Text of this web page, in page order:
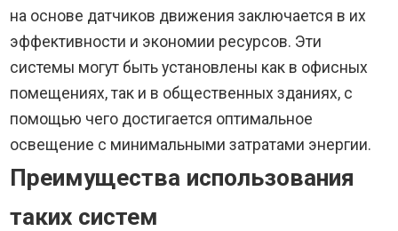
на основе датчиков движения заключается в их
эффективности и экономии ресурсов. Эти
системы могут быть установлены как в офисных
помещениях, так и в общественных зданиях, с
помощью чего достигается оптимальное
освещение с минимальными затратами энергии.
Преимущества использования
таких систем